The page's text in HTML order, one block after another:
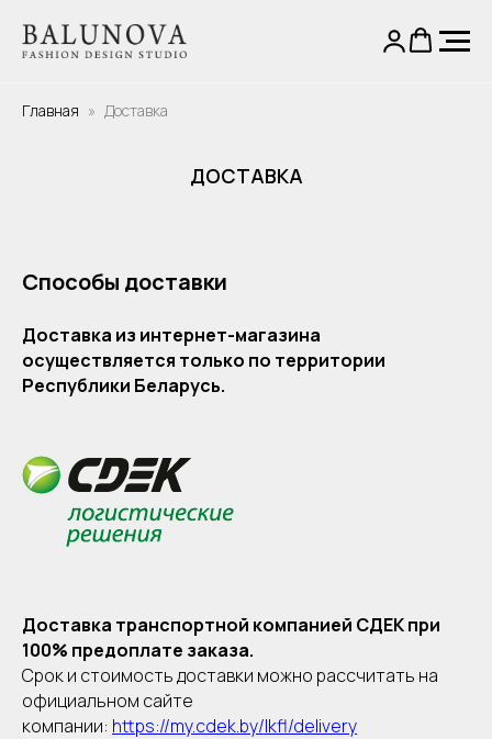
Главная Доставка
ДОСТАВКА
Способы доставки
Доставка из интернет-магазина
осуществляется только по территории
Республики Беларусь.
Доставка транспортной компанией СДЕК при
100% предоплате заказа.
Срок и стоимость доставки можно рассчитать на
официальном сайте
компании: https://my.cdek.by/lkfl/delivery